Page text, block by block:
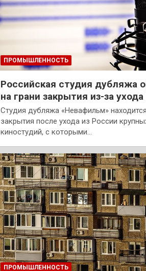
ПРОМЫШЛЕННОСТЬ
Российская студия дубляжа
на грани закрытия из-за
Студия дубляжа «Невафильм»
закрытия после ухода из России
киностудий, с которыми…
ПРОМЫШЛЕННОСТЬ